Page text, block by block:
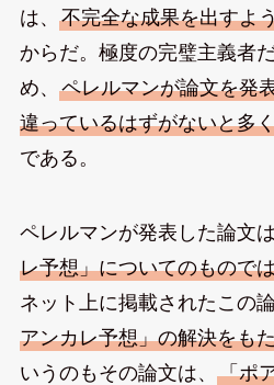
は、 不完全な成果を出すよ
からだ。極度の完璧主義者
め、 ペレルマンが論文を発
違っているはずがないと多
である。
ペレルマンが発表した論文は
レ予想」についてのもので
ネット上に掲載されたこの論
アンカレ予想」の解決をも
いうのもその論文は、 「ポ